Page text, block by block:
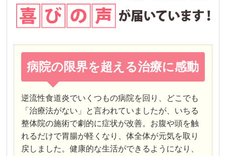
病院の限界を超える治療に感動
逆流性食道炎でいくつもの病院を回り、どこでも
「治療法がない」と言われていましたが、いちる
整体院の施術で劇的に症状が改善。お腹や頭を触
れるだけで胃腸が軽くなり、体全体が元気を取り
戻しました。健康的な生活ができるようになり、